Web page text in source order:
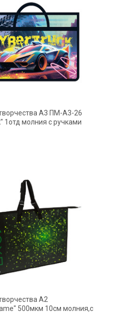
А3 ПМ-А3-26
1отд молния с ручками
А2
500мкм 10см молния,с